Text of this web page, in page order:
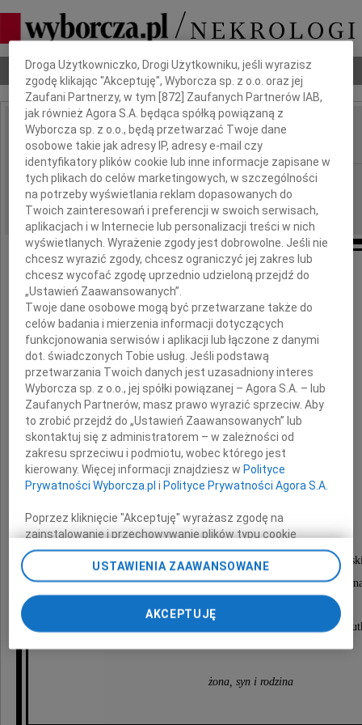
Nekrologi Odeszli Poradnik pogrzebowy
IMIĘ I NAZWISKO: Ryszard Pyzlak
REGION: Warszawa
DATA EMISJI: 28.09.2009
W dniu 23 września 2009 roku
zmarł, przeżywszy 83 lata
por. Ryszard Pyzlak
Nabożeństwo żałobne odbędzie się
29 września 2009 roku o godzinie 10.00
w kościele Zesłania Ducha Świętego przy ul.
po którym nastąpi wyprowadzenie?na Cmentarz Wojskowy
O czym zawiadamiają pogrążeni w głębokim
żona, syn i rodzina
Dbamy o Twoją prywatność
Droga Użytkowniczko, Drogi Użytkowniku, jeśli wyrazisz
zgodę klikając "Akceptuję", Wyborcza sp. z o.o. oraz jej
Zaufani Partnerzy, w tym [872 ] Zaufanych Partnerów IAB,
jak również Agora S.A. będąca spółką powiązaną z
Wyborcza sp. z o.o., będą przetwarzać Twoje dane
osobowe takie jak adresy IP, adresy e-mail czy
identyfikatory plików cookie lub inne informacje zapisane w
tych plikach do celów marketingowych, w szczególności
na potrzeby wyświetlania reklam dopasowanych do
Twoich zainteresowań i preferencji w swoich serwisach,
aplikacjach i w Internecie lub personalizacji treści w nich
wyświetlanych. Wyrażenie zgody jest dobrowolne. Jeśli nie
chcesz wyrazić zgody, chcesz ograniczyć jej zakres lub
chcesz wycofać zgodę uprzednio udzieloną przejdź do
„Ustawień Zaawansowanych”.
Twoje dane osobowe mogą być przetwarzane także do
celów badania i mierzenia informacji dotyczących
funkcjonowania serwisów i aplikacji lub łączone z danymi
dot. świadczonych Tobie usług. Jeśli podstawą
przetwarzania Twoich danych jest uzasadniony interes
Wyborcza sp. z o.o., jej spółki powiązanej – Agora S.A. – lub
Zaufanych Partnerów, masz prawo wyrazić sprzeciw. Aby
to zrobić przejdź do „Ustawień Zaawansowanych” lub
skontaktuj się z administratorem – w zależności od
zakresu sprzeciwu i podmiotu, wobec którego jest
kierowany. Więcej informacji znajdziesz w Polityce
Prywatności Wyborcza.pl i Polityce Prywatności Agora S.A.
Poprzez kliknięcie "Akceptuję" wyrażasz zgodę na
zainstalowanie i przechowywanie plików typu cookie
Wyborczej sp. z o. o. jej Zaufanych Partnerów i Agora S.A.
na Twoim urządzeniu końcowym. Możesz też w każdej
chwili zmienić swoje preferencje dot. plików cookie,
ponownie wywołując narzędzie do zarządzania Twoimi
preferencjami dot. przetwarzania danych poprzez
odnośnik „Ustawienia prywatności” w stopce serwisu i
przechodząc do sekcji „Ustawienia zaawansowane”.
USTAWIENIA ZAAWANSOWANE
AKCEPTUJĘ